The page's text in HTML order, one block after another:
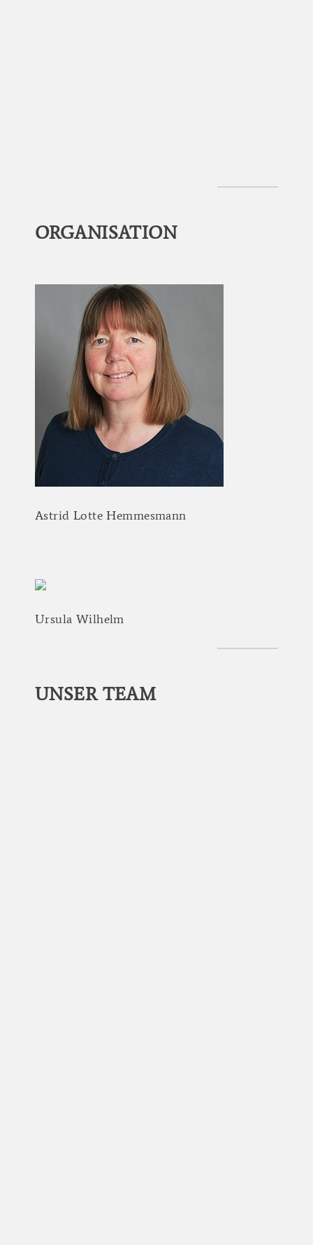
ORGANISATION
Astrid Lotte Hemmesmann
Ursula Wilhelm
UNSER TEAM